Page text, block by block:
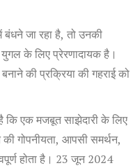
जा रहा है, तो उनकी
के लिए प्रेरणादायक है।
की प्रक्रिया की गहराई को
है कि एक मजबूत साझेदारी के लिए
गोपनीयता, आपसी समर्थन,
होता है। 23 जून 2024